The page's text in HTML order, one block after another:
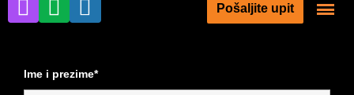
Pošaljite upit
Ime i prezime*